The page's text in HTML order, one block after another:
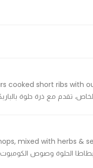
mixed with herbs &
الحلوة وصوص الكومبوت